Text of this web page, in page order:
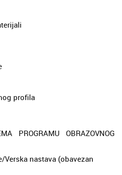
profila
PROGRAMU OBRAZOVNOG
Verska nastava (obavezan